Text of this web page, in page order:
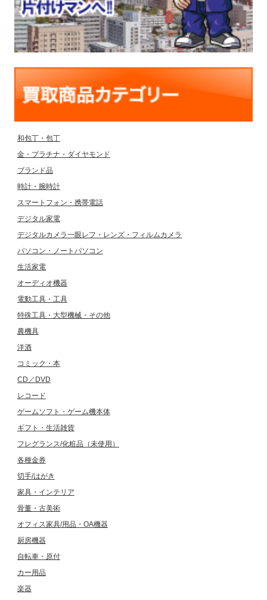
和包丁・包丁
金・プラチナ・ダイヤモンド
ブランド品
時計・腕時計
スマートフォン・携帯電話
デジタル家電
デジタルカメラ一眼レフ・レンズ・フィルムカメラ
パソコン・ノートパソコン
生活家電
オーディオ機器
電動工具・工具
特殊工具・大型機械・その他
農機具
洋酒
コミック・本
CD／DVD
レコード
ゲームソフト・ゲーム機本体
ギフト・生活雑貨
フレグランス/化粧品（未使用）
各種金券
切手/はがき
家具・インテリア
骨董・古美術
オフィス家具/用品・OA機器
厨房機器
自転車・原付
カー用品
楽器